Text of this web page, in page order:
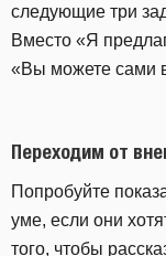
следующие три
Вместо «Я
«Вы можете сами
Переходим от
Попробуйте
уме, если они
того, чтобы